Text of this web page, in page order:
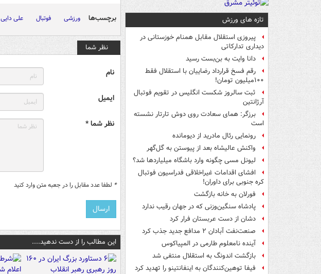
تازه های ورزش
پیروزی استقلال مقابل همنام خوزستانی در
دیداری تدارکاتی
دانا وایت به بن‌بست رسید
رقم فسخ قرارداد رضاییان با استقلال فقط
۱۰۰میلیون تومان!
ثبت سالروز شکست انگلیس در تقویم فوتبال
آرژانتین
برزگر: همای سعادت روی دوش تارتار نشسته
است
رونمایی رئال مادرید از دیومانده
واکنش عالیشاه بعد از پیوستن به گل‌گهر
لیونل مسی چگونه وارد باشگاه میلیاردها شد؟
افشای اقدامات غیراخلاقی فدراسیون فوتبال
کره جنوبی برای داوران!
فورلان به خانه بازگشت
پادشاه سنگین‌وزنی که در جهان رقیب ندارد
دشان از دست عربستان فرار کرد
صنعت‌نفت آبادان ۲ مدافع جدید جذب کرد
آینده نامعلوم طارمی در المپیاکوس
بازگشت اندونگ به استقلال منتفی شد
فیفا توهین‌کنندگان به اینفانتینو را تهدید کرد
برچسب‌ها ورزشی فوتبال علی دایی
نظر شما
نام
ایمیل
نظر شما *
* لطفا عدد مقابل را در جعبه متن وارد کنید
این مطالب را از دست ندهید....